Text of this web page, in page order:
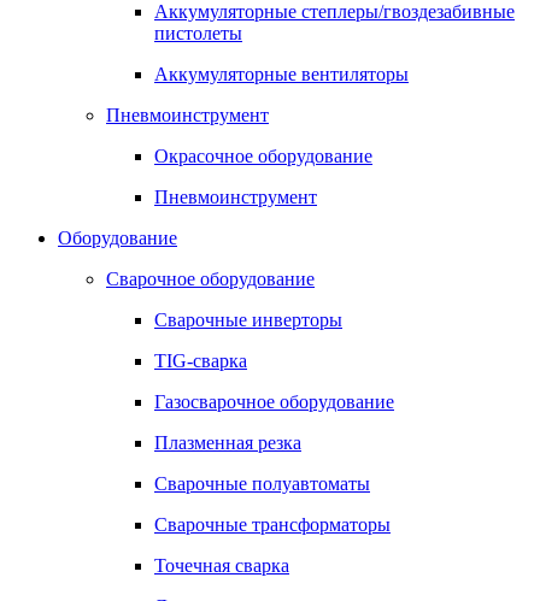
Аккумуляторные степлеры/гвоздезабивные
пистолеты
Аккумуляторные вентиляторы
Пневмоинструмент
Окрасочное оборудование
Пневмоинструмент
Оборудование
Сварочное оборудование
Сварочные инверторы
TIG-сварка
Газосварочное оборудование
Плазменная резка
Сварочные полуавтоматы
Сварочные трансформаторы
Точечная сварка